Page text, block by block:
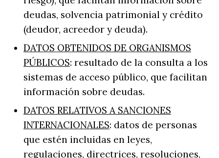
deudas, solvencia patrimonial y crédito
(deudor, acreedor y deuda).
DATOS OBTENIDOS DE ORGANISMOS
PÚBLICOS: resultado de la consulta a los
sistemas de acceso público, que facilitan
información sobre deudas.
DATOS RELATIVOS A SANCIONES
INTERNACIONALES: datos de personas
que estén incluidas en leyes,
regulaciones, directrices, resoluciones,